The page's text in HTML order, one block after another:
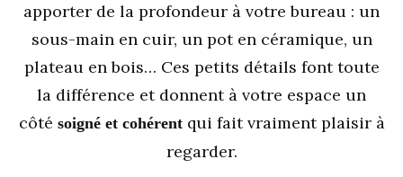
apporter de la profondeur à votre bureau : un
sous-main en cuir, un pot en céramique, un
plateau en bois… Ces petits détails font toute
la différence et donnent à votre espace un
côté soigné et cohérentqui fait vraiment plaisir à
regarder.